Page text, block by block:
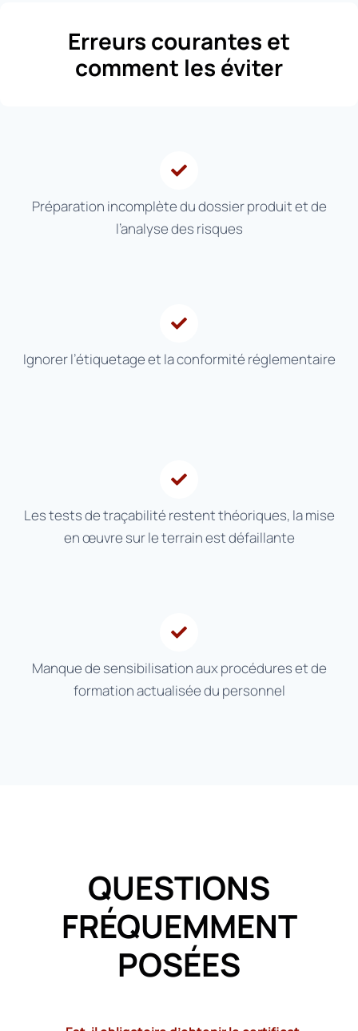
Erreurs courantes et
comment les éviter
Préparation incomplète du dossier produit et de
l’analyse des risques
Ignorer l’étiquetage et la conformité réglementaire
Les tests de traçabilité restent théoriques, la mise
en œuvre sur le terrain est défaillante
Manque de sensibilisation aux procédures et de
formation actualisée du personnel
QUESTIONS
FRÉQUEMMENT
POSÉES